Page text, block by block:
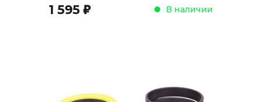
1 595 ; В наличии